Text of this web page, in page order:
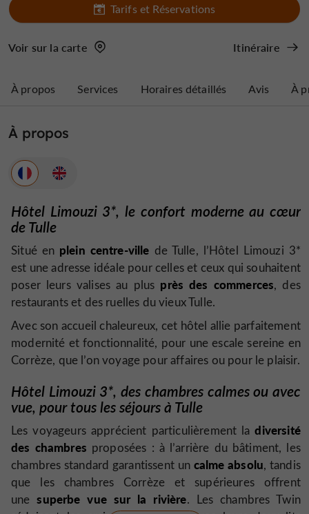
Tarifs et Réservations
Voir sur la carte Itinéraire
À propos Services Horaires détaillés Avis À
À propos
Hôtel Limouzi 3*, le confort moderne au cœur
de Tulle
Situé en plein centre-ville de Tulle, l’Hôtel Limouzi 3*
est une adresse idéale pour celles et ceux qui souhaitent
poser leurs valises au plus près des commerces, des
restaurants et des ruelles du vieux Tulle.
Avec son accueil chaleureux, cet hôtel allie parfaitement
modernité et fonctionnalité, pour une escale sereine en
Corrèze, que l’on voyage pour affaires ou pour le plaisir.
Hôtel Limouzi 3*, des chambres calmes ou avec
vue, pour tous les séjours à Tulle
Les voyageurs apprécient particulièrement ladiversité
des chambres proposées : à l’arrière du bâtiment, les
chambres standard garantissent un calme absolu, tandis
que les chambres Corrèze et supérieures offrent
unesuperbe vue sur la rivière. Les chambres Twin